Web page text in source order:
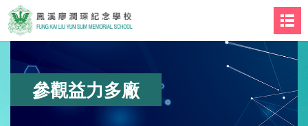
參觀益力多廠